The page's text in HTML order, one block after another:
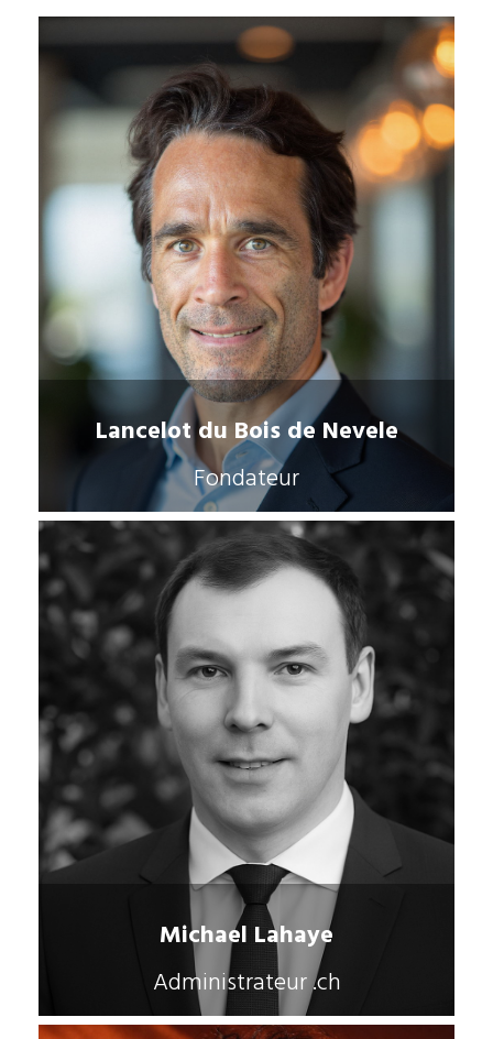
Lancelot du Bois de Nevele
Fondateur
Michael Lahaye
Administrateur .ch